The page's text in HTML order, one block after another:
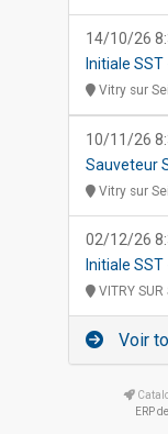
14/10/26
Initiale
Vitry sur
10/11/26
Sauveteur
Vitry sur
02/12/26
Initiale
VITRY SUR
Voir
ERP